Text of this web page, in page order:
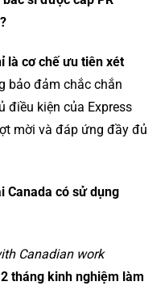
là cơ chế ưu tiên xét
bảo đảm chắc chắn
điều kiện của Express
mời và đáp ứng đầy đủ
Canada có sử dụng
Canadian work
tháng kinh nghiệm làm